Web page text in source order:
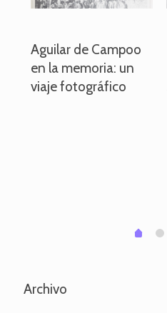
Aguilar de Campoo
en la memoria: un
viaje fotográfico
0 1
Archivo